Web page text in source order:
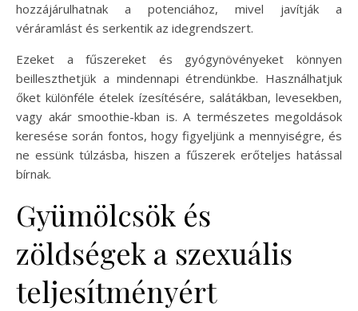
hozzájárulhatnak a potenciához, mivel javítják a
véráramlást és serkentik az idegrendszert.
Ezeket a fűszereket és gyógynövényeket könnyen
beilleszthetjük a mindennapi étrendünkbe. Használhatjuk
őket különféle ételek ízesítésére, salátákban, levesekben,
vagy akár smoothie-kban is. A természetes megoldások
keresése során fontos, hogy figyeljünk a mennyiségre, és
ne essünk túlzásba, hiszen a fűszerek erőteljes hatással
bírnak.
Gyümölcsök és
zöldségek a szexuális
teljesítményért